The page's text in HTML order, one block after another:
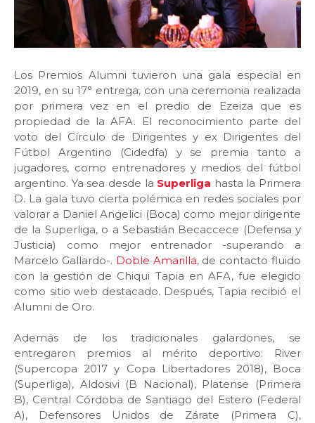
Los Premios Alumni tuvieron una gala especial en
2019, en su 17° entrega, con una ceremonia realizada
por primera vez en el predio de Ezeiza que es
propiedad de la AFA. El reconocimiento parte del
voto del Círculo de Dirigentes y ex Dirigentes del
Fútbol Argentino (Cidedfa) y se premia tanto a
jugadores, como entrenadores y medios del fútbol
argentino. Ya sea desde la Superliga hasta la Primera
D. La gala tuvo cierta polémica en redes sociales por
valorar a Daniel Angelici (Boca) como mejor dirigente
de la Superliga, o a Sebastián Becaccece (Defensa y
Justicia) como mejor entrenador -superando a
Marcelo Gallardo-. Doble Amarilla, de contacto fluido
con la gestión de Chiqui Tapia en AFA, fue elegido
como sitio web destacado. Después, Tapia recibió el
Alumni de Oro.
Además de los tradicionales galardones, se
entregaron premios al mérito deportivo: River
(Supercopa 2017 y Copa Libertadores 2018), Boca
(Superliga), Aldosivi (B Nacional), Platense (Primera
B), Central Córdoba de Santiago del Estero (Federal
A), Defensores Unidos de Zárate (Primera C),